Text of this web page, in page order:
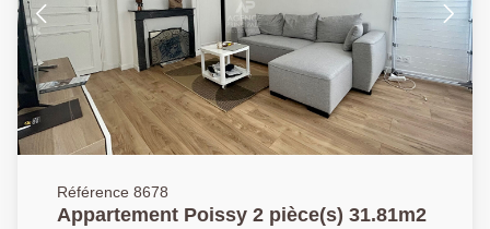
Référence 8678
Appartement Poissy 2 pièce(s) 31.81m2